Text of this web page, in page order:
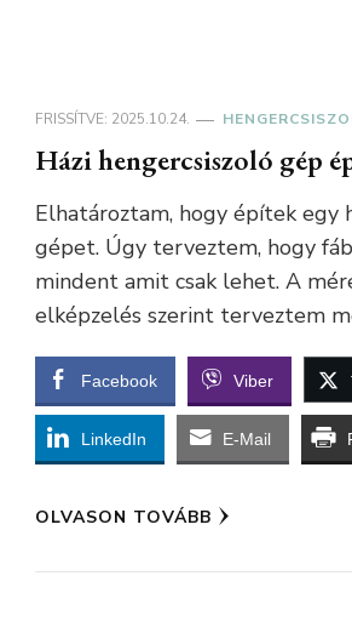
FRISSÍTVE: 2025.10.24.
Házi hengercsiszoló gép
Elhatároztam, hogy építek egy
gépet. Úgy terveztem, hogy
mindent amit csak lehet. A
elképzelés szerint terveztem
Facebook Viber
LinkedIn E-Mail
OLVASON TOVÁBB